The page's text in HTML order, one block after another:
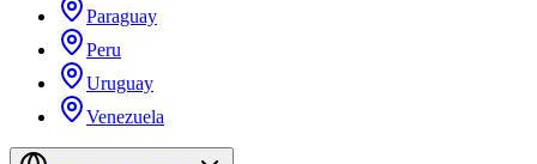
Paraguay
Peru
Uruguay
Venezuela